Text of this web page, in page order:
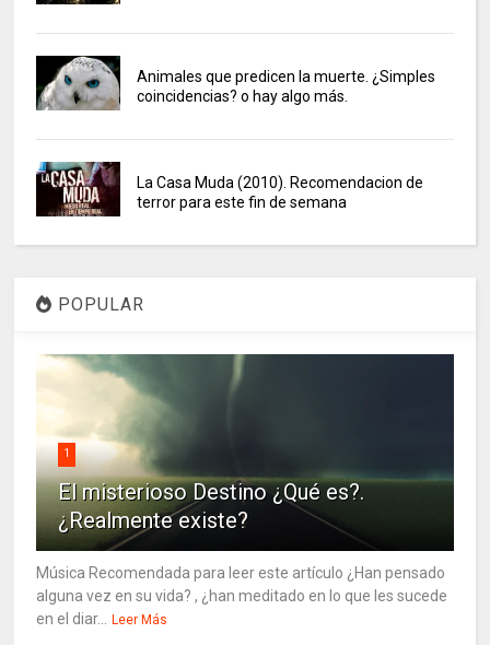
Animales que predicen la muerte. ¿Simples
coincidencias? o hay algo más.
La Casa Muda (2010). Recomendacion de
terror para este fin de semana
POPULAR
1
El misterioso Destino ¿Qué es?.
¿Realmente existe?
Música Recomendada para leer este artículo ¿Han pensado
alguna vez en su vida? , ¿han meditado en lo que les sucede
en el diar...
Leer Más